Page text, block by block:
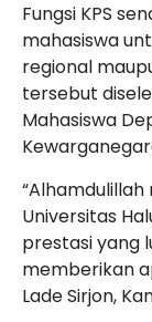
Fungsi KPS
mahasiswa
regional
tersebut
Mahasiswa
“Alhamdulillah
Universitas
prestasi yang
memberikan
Lade Sirjon,